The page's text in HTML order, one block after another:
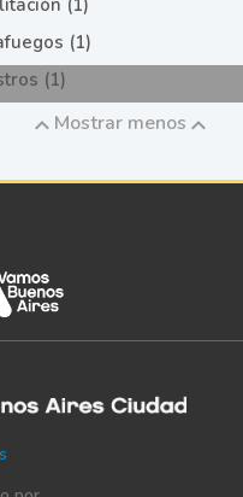
(1)
(1)
Mostrar menos